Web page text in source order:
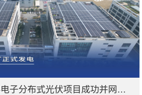
新年新动能｜健科电子分布式光伏项目成功并网，打造绿色智造新标杆